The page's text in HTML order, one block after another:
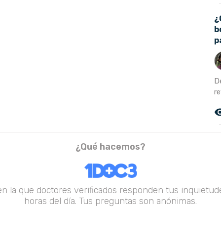
¿Qué hacemos?
la que doctores verificados responden tus
horas del día. Tus preguntas son anónimas.